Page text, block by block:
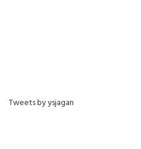
Tweets by ysjagan